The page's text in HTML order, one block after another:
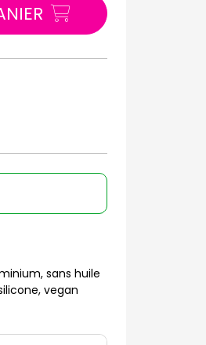
sans huile
vegan